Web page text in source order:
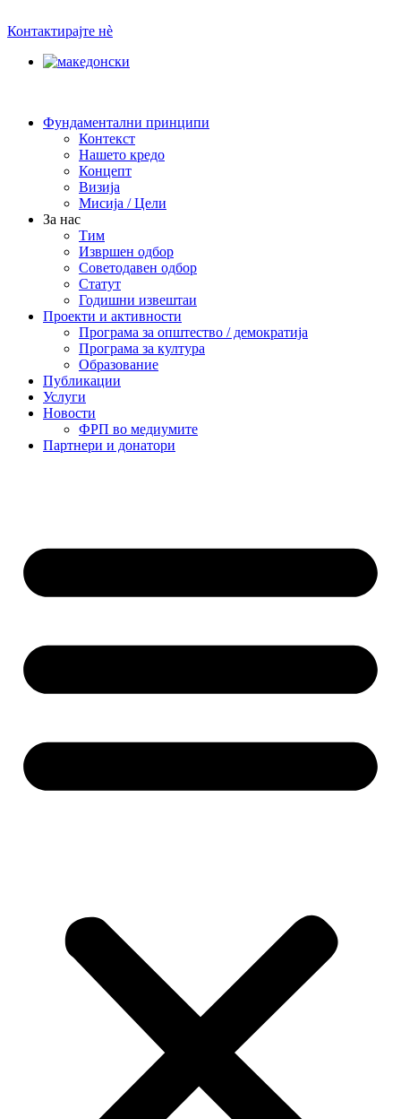
to
Контактирајте нè
Фундаментални принципи
Контекст
Нашето кредо
Концепт
Визија
Мисија / Цели
За нас
Тим
Извршен одбор
Советодавен одбор
Статут
Годишни извештаи
Проекти и активности
Програма за општество / демократија
Програма за култура
Образование
Публикации
Услуги
Новости
ФРП во медиумите
Партнери и донатори